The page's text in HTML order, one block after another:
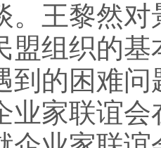
。王黎然
盟组织的
到的困难
业家联谊